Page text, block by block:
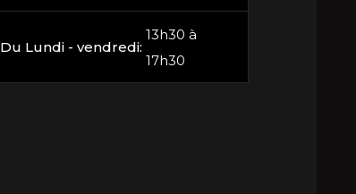
Du Lundi - vendredi:
13h30 à
17h30